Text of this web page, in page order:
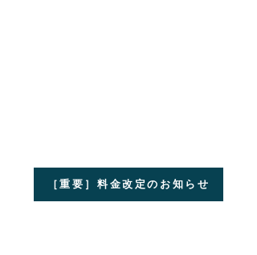
［重要］料金改定のお知らせ